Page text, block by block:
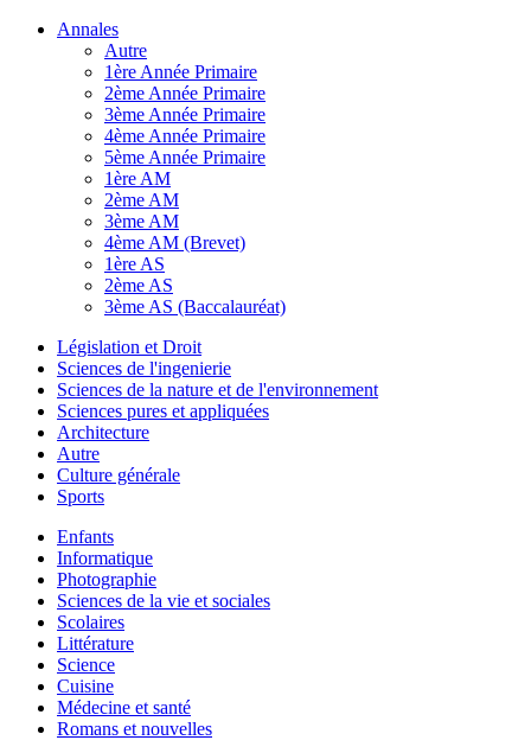
Annales
Autre
1ère Année Primaire
2ème Année Primaire
3ème Année Primaire
4ème Année Primaire
5ème Année Primaire
1ère AM
2ème AM
3ème AM
4ème AM (Brevet)
1ère AS
2ème AS
3ème AS (Baccalauréat)
Législation et Droit
Sciences de l'ingenierie
Sciences de la nature et de l'environnement
Sciences pures et appliquées
Architecture
Autre
Culture générale
Sports
Enfants
Informatique
Photographie
Sciences de la vie et sociales
Scolaires
Littérature
Science
Cuisine
Médecine et santé
Romans et nouvelles